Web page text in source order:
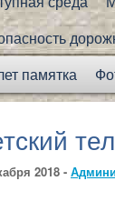
памятка
2018 -